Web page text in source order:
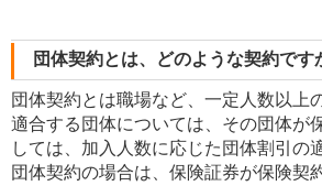
団体契約とは、どのような契約です
団体契約とは職場など、一定人数以上
適合する団体については、その団体が
しては、加入人数に応じた団体割引の
団体契約の場合は、保険証券が保険契